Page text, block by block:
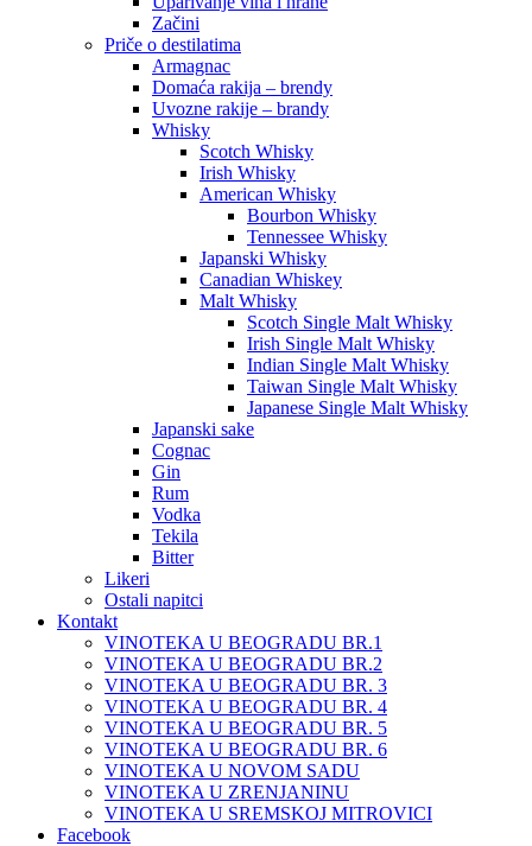
Začini
Priče o destilatima
Armagnac
Domaća rakija – brendy
Uvozne rakije – brandy
Whisky
Scotch Whisky
Irish Whisky
American Whisky
Bourbon Whisky
Tennessee Whisky
Japanski Whisky
Canadian Whiskey
Malt Whisky
Scotch Single Malt Whisky
Irish Single Malt Whisky
Indian Single Malt Whisky
Taiwan Single Malt Whisky
Japanese Single Malt Whisky
Japanski sake
Cognac
Gin
Rum
Vodka
Tekila
Bitter
Likeri
Ostali napitci
Kontakt
VINOTEKA U BEOGRADU BR.1
VINOTEKA U BEOGRADU BR.2
VINOTEKA U BEOGRADU BR. 3
VINOTEKA U BEOGRADU BR. 4
VINOTEKA U BEOGRADU BR. 5
VINOTEKA U BEOGRADU BR. 6
VINOTEKA U NOVOM SADU
VINOTEKA U ZRENJANINU
VINOTEKA U SREMSKOJ MITROVICI
Facebook